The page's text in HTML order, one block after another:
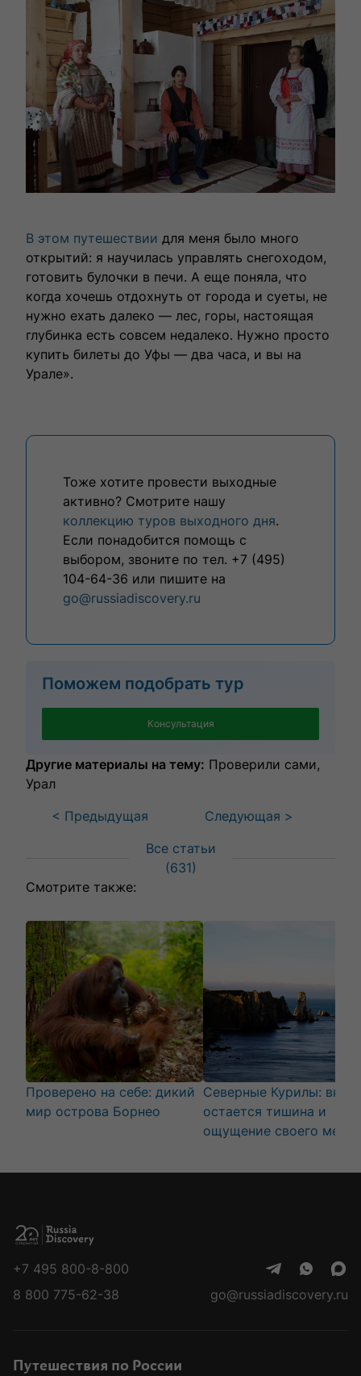
В этом путешествии для меня было много
открытий: я научилась управлять снегоходом,
готовить булочки в печи. А еще поняла, что
когда хочешь отдохнуть от города и суеты, не
нужно ехать далеко — лес, горы, настоящая
глубинка есть совсем недалеко. Нужно просто
купить билеты до Уфы — два часа, и вы на
Урале».
Тоже хотите провести выходные
активно? Смотрите нашу
коллекцию туров выходного дня.
Если понадобится помощь с
выбором, звоните по тел. +7 (495)
104-64-36 или пишите на
go@russiadiscovery.ru
Поможем подобрать тур
Консультация
Другие материалы на тему: Проверили сами
Урал
< Предыдущая
Следующая >
Все статьи
(631)
Смотрите также:
Проверено на себе: дикий
мир острова Борнео
Северные Курилы:
остается тишина и
ощущение своего места
+7 495 800-8-800
8 800 775-62-38
go@russiadiscovery.ru
Путешествия по России